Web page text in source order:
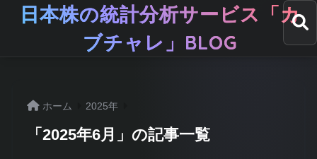
日本株の統計分析サービス「カ
ブチャレ」BLOG
ホーム 2025年
「2025年6月」の記事一覧